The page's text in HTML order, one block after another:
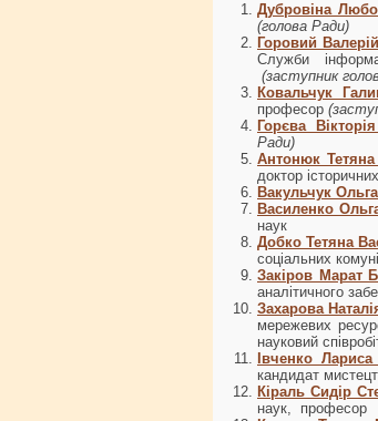
Дубровіна
(голова Ради)
Горовий
Служби
(заступник
Ковальчук
професор
Горєва
Ради)
Антонюк Тетяна
доктор
Вакульчук
Василенко
наук
Добко Тетяна
соціальних
Закіров Марат
аналітичного
Захарова
мережевих
науковий
Івченко
кандидат
Кіраль Сидір
наук, професор